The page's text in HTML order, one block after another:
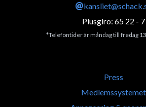
Plusgiro: 65 22 - 7
*Telefontider är måndag till fredag
Press
Medlemssystemet